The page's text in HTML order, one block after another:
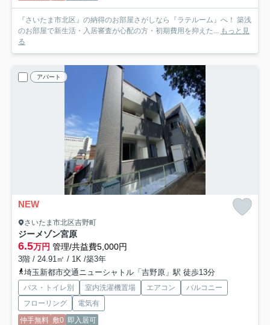
『さいたま市北区』の納得のお部屋さがしなら『ラテルーム』へ！ 築浅
のお部屋で新生活・入居審査が心配の方・初期費用を抑えた...
もっと見
る
アパート
NEW
さいたま市北区吉野町
ジーメゾン宮原
6.5万円 管理/共益費5,000円
3階 / 24.91㎡ / 1K /築3年
埼玉新都市交通ニューシャトル「吉野原」駅 徒歩13分
バス・トイレ別 室内洗濯機置場 エアコン
バルコニー
フローリング
電気有
仲手無料 敷0 即入居可